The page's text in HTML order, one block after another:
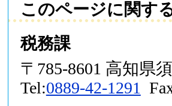
このページに関す
税務課
〒785-8601 高知県
Tel:0889-42-1291